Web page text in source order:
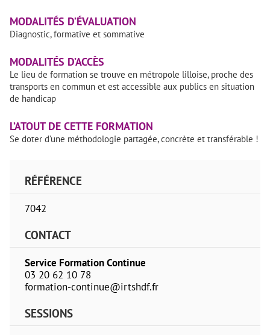
MODALITÉS D’ÉVALUATION
Diagnostic, formative et sommative
MODALITÉS D’ACCÈS
Le lieu de formation se trouve en métropole lilloise, proche des
transports en commun et est accessible aux publics en situation
de handicap
L’ATOUT DE CETTE FORMATION
Se doter d’une méthodologie partagée, concrète et transférable !
RÉFÉRENCE
7042
CONTACT
Service Formation Continue
03 20 62 10 78
formation-continue@irtshdf.fr
SESSIONS